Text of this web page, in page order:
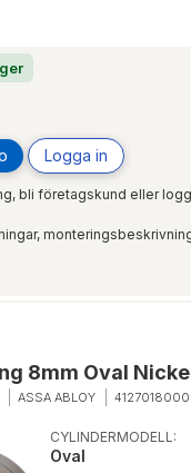
Logga in
bli företagskund eller
8mm Oval
ASSA ABLOY
CYLINDERMODELL:
Oval